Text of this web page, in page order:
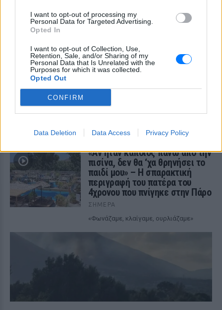
I want to opt-out of processing my
Personal Data for Targeted Advertising.
Opted In
I want to opt-out of Collection, Use,
Retention, Sale, and/or Sharing of my
Personal Data that Is Unrelated with the
Purposes for which it was collected.
Opted Out
CONFIRM
Data Deletion Data Access Privacy Policy
Οι αρμόδιες υπηρεσίες κινητοποιήθηκαν
άμεσα και το παιδί μεταφέρθηκε στο
Καταδίωξη στη Θεσσαλονίκη
με βίντεο ντοκουμέντο –
κλεμμένο Ι.Χ. αφού έσπασαν το
ΣΉΜΕΡΑ
τη διάρκεια του περιστατικού
«Αν ήταν κάποιος πάνω από την
πισίνα, δεν θα ‘χα θρηνήσει το
παιδί μου» – Η σπαρακτική
περιγραφή του πατέρα του
4χρονου που πνίγηκε στην Πάρο
ΣΉΜΕΡΑ
«Φωνάζαμε, κλαίγαμε, ουρλιάζαμε»